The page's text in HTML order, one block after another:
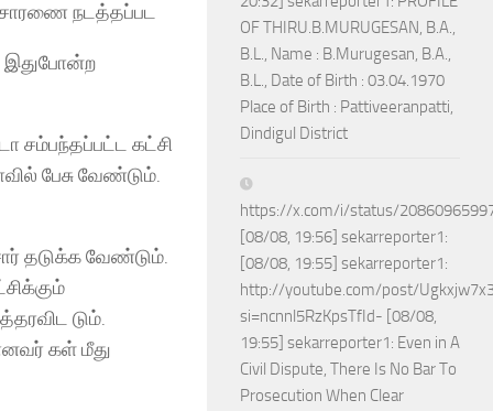
நடத்தப்பட
இதுபோன்ற
சம்பந்தப்பட்ட கட்சி
பேசு வேண்டும்.
தடுக்க வேண்டும்.
டும்.
கள் மீது
OF THIRU.B.MURUGESAN, B.A.,
B.L., Name : B.Murugesan, B.A.,
B.L., Date of Birth : 03.04.1970
Place of Birth : Pattiveeranpatti,
Dindigul District
https://x.com/i/status/
[08/08, 19:56] sekarreporter1:
[08/08, 19:55] sekarreporter1:
http://youtube.com/post/
si=ncnnl5RzKpsTfId- [08/08,
19:55] sekarreporter1: Even in A
Civil Dispute, There Is No Bar To
Prosecution When Clear